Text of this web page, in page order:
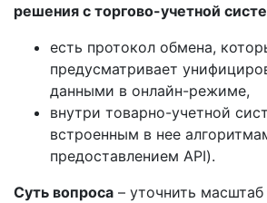
решения с торгово-учетной
есть протокол обмена,
предусматривает
данными в онлайн-режиме,
внутри товарно-учетной
встроенным в нее
предоставлением API).
Суть вопроса – уточнить масштаб